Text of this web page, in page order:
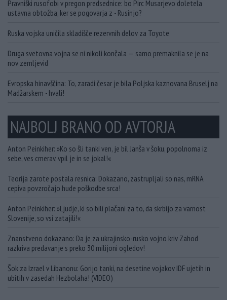
Pravniški rusofobi v pregon predsednice: bo Pirc Musarjevo doletela
ustavna obtožba, ker se pogovarja z - Rusinjo?
Ruska vojska uničila skladišče rezervnih delov za Toyote
Druga svetovna vojna se ni nikoli končala — samo premaknila se je na
nov zemljevid
Evropska hinavščina: To, zaradi česar je bila Poljska kaznovana Bruselj na
Madžarskem - hvali!
NAJBOLJ BRANO OD AVTORJA
Anton Peinkiher: »Ko so šli tanki ven, je bil Janša v šoku, popolnoma iz
sebe, ves cmerav, vpil je in se jokal!«
Teorija zarote postala resnica: Dokazano, zastrupljali so nas, mRNA
cepiva povzročajo hude poškodbe srca!
Anton Peinkiher: »Ljudje, ki so bili plačani za to, da skrbijo za varnost
Slovenije, so vsi zatajili!«
Znanstveno dokazano: Da je za ukrajinsko-rusko vojno kriv Zahod
razkriva predavanje s preko 30 milijoni ogledov!
Šok za Izrael v Libanonu: Gorijo tanki, na desetine vojakov IDF ujetih in
ubitih v zasedah Hezbolaha! (VIDEO)